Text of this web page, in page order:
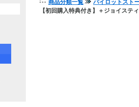
【初回購入特典付き】＋ジョイス